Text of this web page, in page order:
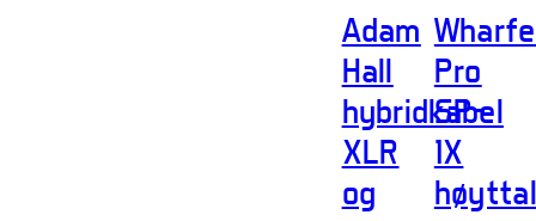
varianter.
Alternativene
kan
velges
på
produktsiden
kan
velges
på
Adam
Hall
hybridkabel
XLR
og
Pro
SP-
1X